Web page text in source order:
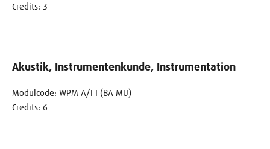
Credits: 3
Akustik, Instrumentenkunde, Instrumentation
Modulcode: WPM A/I I (BA MU)
Credits: 6